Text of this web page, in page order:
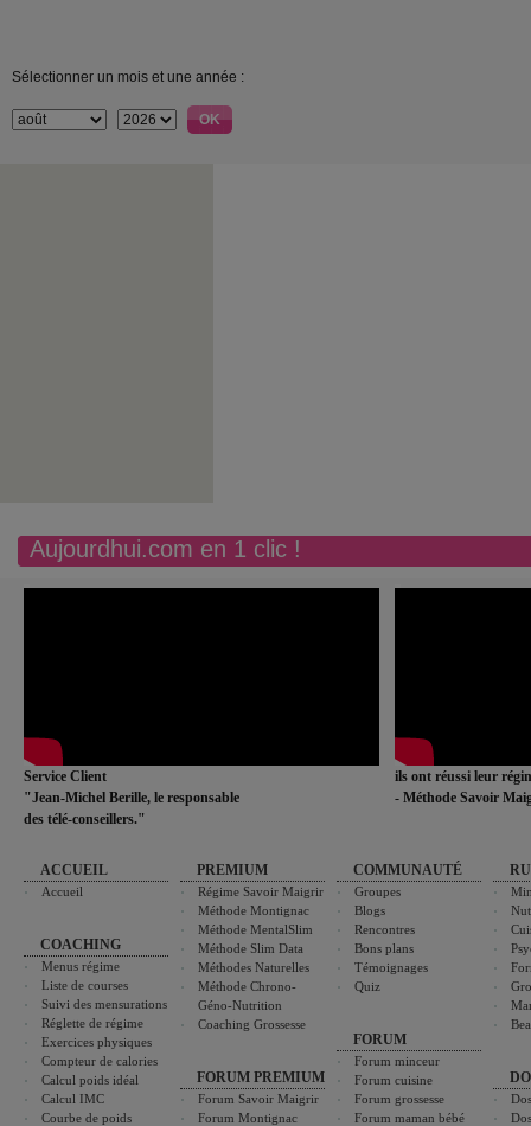
Sélectionner un mois et une année :
Aujourdhui.com en 1 clic !
Service Client
"Jean-Michel Berille, le responsable
des télé-conseillers."
ils ont réussi leur
- Méthode Savoir
ACCUEIL
Accueil
COACHING
Menus régime
Liste de courses
Suivi des mensurations
Réglette de régime
Exercices physiques
Compteur de calories
Calcul poids idéal
Calcul IMC
Courbe de poids
PREMIUM
Régime Savoir Maigrir
Méthode Montignac
Méthode MentalSlim
Méthode Slim Data
Méthodes Naturelles
Méthode Chrono-
Géno-Nutrition
Coaching Grossesse
FORUM PREMIUM
Forum Savoir Maigrir
Forum Montignac
COMMUNAUTÉ
Groupes
Blogs
Rencontres
Bons plans
Témoignages
Quiz
FORUM
Forum minceur
Forum cuisine
Forum grossesse
Forum maman bébé